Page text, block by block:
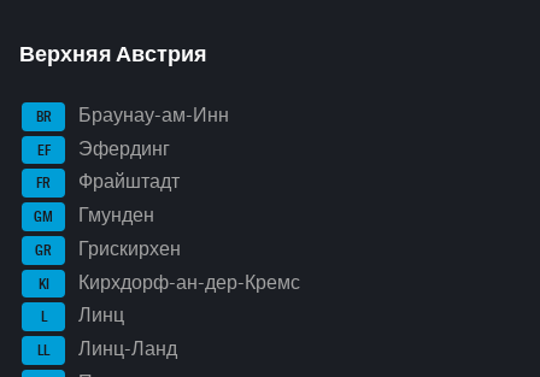
Верхняя Австрия
BR Браунау-ам-Инн
EF Эфердинг
FR Фрайштадт
GM Гмунден
GR Грискирхен
KI Кирхдорф-ан-дер-Кремс
L Линц
LL Линц-Ланд